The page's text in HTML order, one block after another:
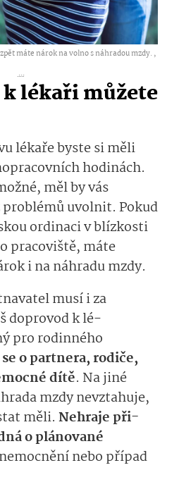
máte nárok na volno s náhradou mzdy. ,
...
lékařimůžete
lékaře byste si měli
hodinách.
měl by vás
problémů uvolnit. Pokud
ordinaci v blízkosti
pracoviště, máte
i na náhradu mzdy.
musí iza
doprovodk lé­
pro rodinného
o partnera, rodiče,
dítě. Na jiné
mzdynevztahuje,
měli. Nehraje při­
o plánované
ne­bo případ